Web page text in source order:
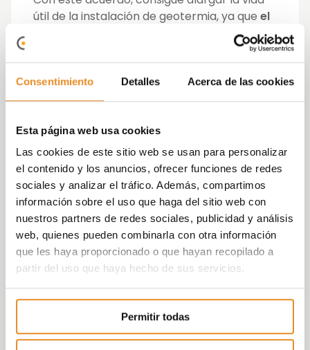
Consentimiento Detalles Acerca de las cookies
Esta página web usa cookies
Las cookies de este sitio web se usan para personalizar
el contenido y los anuncios, ofrecer funciones de redes
sociales y analizar el tráfico. Además, compartimos
información sobre el uso que haga del sitio web con
nuestros partners de redes sociales, publicidad y análisis
web, quienes pueden combinarla con otra información
que les haya proporcionado o que hayan recopilado a
partir del uso que haya hecho de sus servicios.
Permitir todas
útil de la instalación de geotermia, ya que el
en el terreno
evitando el sobrecalentamiento del mismo
y, garantizando, el funcionamiento de la
instalación por más tiempo y el hotel, por su
parte, consigue cubrir la demanda de agua
Para el presidente de Vía Célere, Juan
Antonio Gómez-Pintado, «teniendo una
fuente de energía tan potente como la
geotermia, era una pena que tuviéramos
que desaprovechar los recursos que nos
ofrece». «Me siento muy satisfecho con lo
que hemos conseguido», afirma.
nuevas oficinas de Vía Célere se componen
de una red de tubos que discurren por el
forjado. Este sistema de forjados activos que